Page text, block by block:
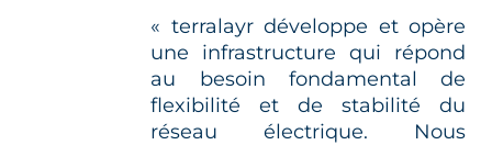
« terralayr développe et opère
une infrastructure qui répond
au besoin fondamental de
flexibilité et de stabilité du
réseau électrique. Nous